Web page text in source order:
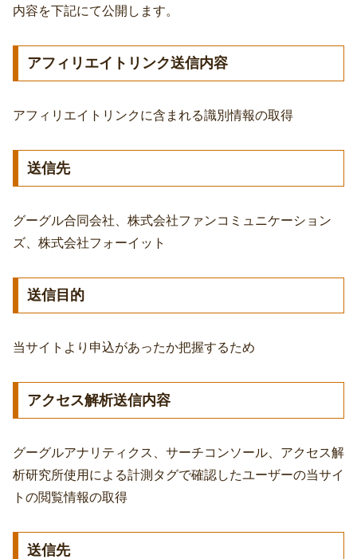
内容を下記にて公開します。
アフィリエイトリンク送信内容
アフィリエイトリンクに含まれる識別情報の取得
送信先
グーグル合同会社、株式会社ファンコミュニケーション
ズ、株式会社フォーイット
送信目的
当サイトより申込があったか把握するため
アクセス解析送信内容
グーグルアナリティクス、サーチコンソール、アクセス解
析研究所使用による計測タグで確認したユーザーの当サイ
トの閲覧情報の取得
送信先